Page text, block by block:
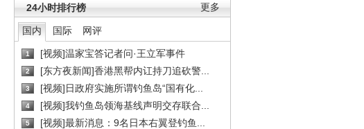
更多
24小时排行榜
国内 国际 网评
1 [视频]温家宝答记者问·王立军事件
2 [东方夜新闻]香港黑帮内讧持刀追砍警...
3 [视频]日政府实施所谓钓鱼岛“国有化...
4 [视频]我钓鱼岛领海基线声明交存联合...
5 [视频]最新消息：9名日本右翼登钓鱼...